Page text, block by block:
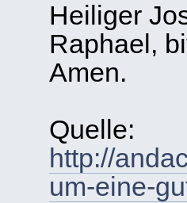
Heiliger
Raphael,
Amen.
Quelle:
http://
um-eine-